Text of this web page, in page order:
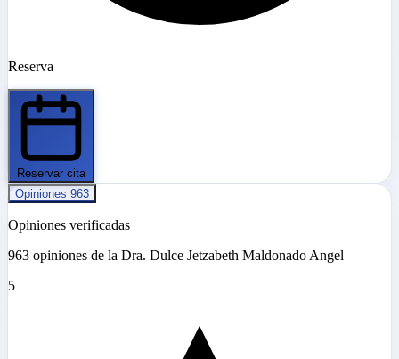
Reserva
Reservar cita
Opiniones 963
Opiniones verificadas
963 opiniones de la Dra. Dulce Jetzabeth Maldonado Angel
5